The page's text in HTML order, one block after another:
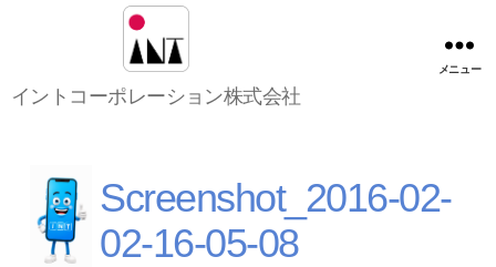
ン
ポ
レ
ー
イントコーポレーション株式会社
メニュー
Screenshot_2016-02-
02-16-05-08